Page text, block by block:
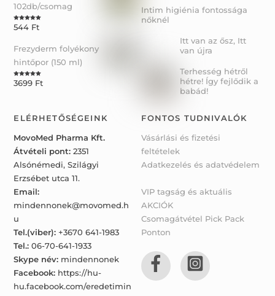
102db/csomag
Rated5.00
out of 5
544 Ft
Frezyderm folyékony
hintőpor (150 ml)
Rated5.00
out of 5
3699 Ft
Intim higiénia fontossága
nőknél
Itt van az ősz, Itt
van újra
Terhesség hétről
hétre! Így fejlődik a
babád!
ELÉRHETŐSÉGEINK
MovoMed Pharma Kft.
Átvételi pont: 2351
Alsónémedi, Szilágyi
Erzsébet utca 11.
Email:
mindennonek@movomed.h
u
Tel.(viber): +3670 641-1983
Tel.: 06-70-641-1933
Skype név: mindennonek
Facebook: https://hu-
hu.facebook.com/eredetimin
FONTOS TUDNIVALÓK
Vásárlási és fizetési
feltételek
Adatkezelés és adatvédelem
VIP tagság és aktuális
AKCIÓK
Csomagátvétel Pick Pack
Ponton